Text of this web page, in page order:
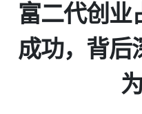
富二代创业
成功，背后